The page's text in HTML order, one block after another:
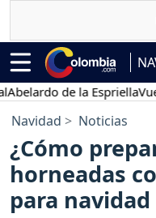
de la EspriellaVuelta
Navidad Noticias
¿Cómo
horneadas
para navidad